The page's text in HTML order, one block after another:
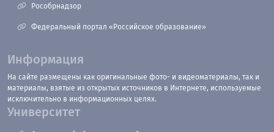
Рособрнадзор
Федеральный портал «Российское образование»
Информация
На сайте размещены как оригинальные фото- и видеоматериалы, так и
материалы, взятые из открытых источников в Интернете, используемые
исключительно в информационных целях.
Университет